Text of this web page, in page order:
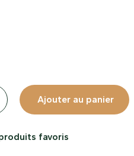
Ajouter au panier
favoris